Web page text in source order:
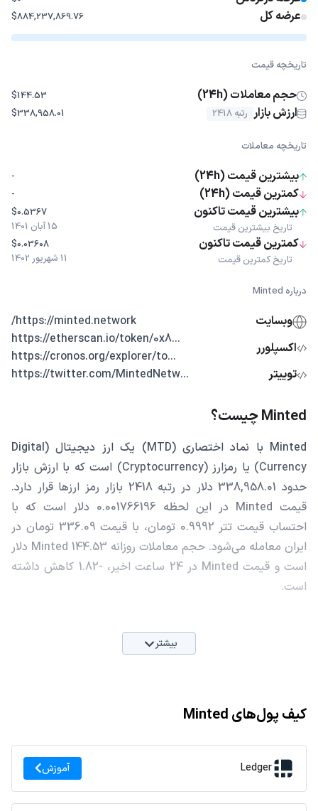
عرضه کل $884,237,869.76
تاریخچه قیمت
حجم معاملات (24h) $144.53
ارزش بازار رتبه 2418 $338,958.01
تاریخچه معاملات
بیشترین قیمت (24h) -
کمترین قیمت (24h) -
بیشترین قیمت تاکنون
تاریخ بیشترین قیمت
$0.5367
15 آبان 1401
کمترین قیمت تاکنون
تاریخ کمترین قیمت
$0.03608
11 شهریور 1402
درباره Minted
وبسایت
https://minted.network/
اکسپلورر
...https://etherscan.io/token/0x8
...https://cronos.org/explorer/to
توییتر
...https://twitter.com/MintedNetw
Minted چیست؟
Minted با نماد اختصاری (MTD) یک ارز دیجیتال (Digital
Currency) یا رمزارز (Cryptocurrency) است که با ارزش بازار
حدود 338,958.01 دلار در رتبه 2418 بازار رمز ارزها قرار دارد.
قیمت Minted در این لحظه 0.001766196 دلار است که با
احتساب قیمت تتر 0.9992 تومان، با قیمت 336.09 تومان در
ایران معامله می‌شود. حجم معاملات روزانه Minted 144.53 دلار
است و قیمت Minted در 24 ساعت اخیر، -1.82 کاهش داشته
است.
بیشتر
کیف پول‌های Minted
Ledger آموزش